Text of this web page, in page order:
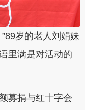
岁的老人刘娟妹
里满是对活动的
募捐与红十字会